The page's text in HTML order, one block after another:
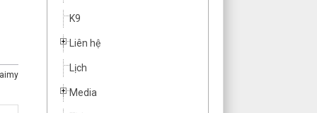
K9
Liên hệ
Lịch
Media